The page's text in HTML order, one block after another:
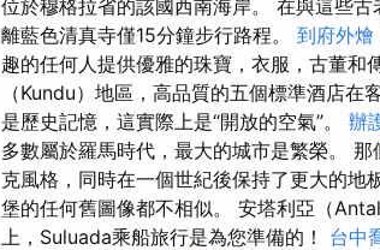
位於穆格拉省的該國西南海岸。 在與這些
離藍色清真寺僅15分鐘步行路程。 到府外燴
趣的任何人提供優雅的珠寶，衣服，古董和
（Kundu）地區，高品質的五個標準酒店
是歷史記憶，這實際上是“開放的空氣”。 辦
多數屬於羅馬時代，最大的城市是繁榮。
克風格，同時在一個世紀後保持了更大的
堡的任何舊圖像都不相似。 安塔利亞（
上，Suluada乘船旅行是為您準備的！ 台中